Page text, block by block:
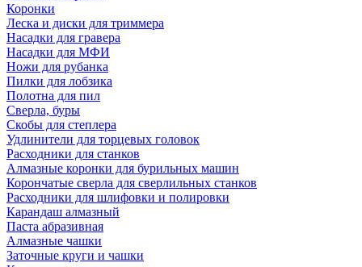
Коронки
Леска и диски для триммера
Насадки для гравера
Насадки для МФИ
Ножи для рубанка
Пилки для лобзика
Полотна для пил
Сверла, буры
Скобы для степлера
Удлинители для торцевых головок
Расходники для станков
Алмазные коронки для бурильных машин
Корончатые сверла для сверлильных станков
Расходники для шлифовки и полировки
Карандаш алмазный
Паста абразивная
Алмазные чашки
Заточные круги и чашки